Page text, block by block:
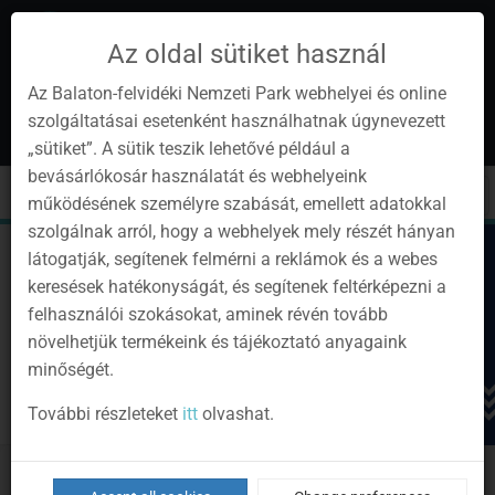
Instagram
YoutubeFacebookProgramok
Newsletter
en
Toggle
cart
Toggle
navigation
Sign
in
Az oldal sütiket használ
Az Balaton-felvidéki Nemzeti Park webhelyei és online
szolgáltatásai esetenként használhatnak úgynevezett
„sütiket”. A sütik teszik lehetővé például a
bevásárlókosár használatát és webhelyeink
működésének személyre szabását, emellett adatokkal
szolgálnak arról, hogy a webhelyek mely részét hányan
látogatják, segítenek felmérni a reklámok és a webes
keresések hatékonyságát, és segítenek feltérképezni a
felhasználói szokásokat, aminek révén tovább
növelhetjük termékeink és tájékoztató anyagaink
minőségét.
További részleteket ittolvashat.